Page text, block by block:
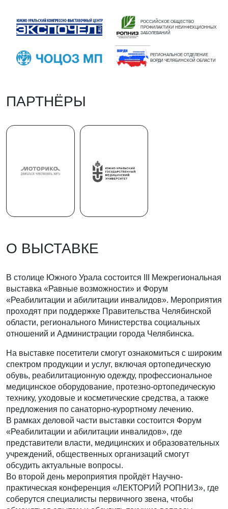
РОССИЙСКОЕ ОБЩЕСТВО
ПРОФИЛАКТИКИ НЕИНФЕКЦИОННЫХ
ЗАБОЛЕВАНИЙ
РЕГИОНАЛЬНОЕ ОТДЕЛЕНИЕ
ВОРДИ ЧЕЛЯБИНСКОЙ ОБЛАСТИ
ПАРТНЁРЫ
О ВЫСТАВКЕ
В столице Южного Урала состоится III Межрегиональная
выставка «Равные возможности» и Форум
«Реабилитации и абилитации инвалидов». Мероприятия
проходят при поддержке Правительства Челябинской
области, регионального Министерства социальных
отношений и Администрации города Челябинска.
На выставке посетители смогут ознакомиться с широким
спектром продукции и услуг, включая ортопедическую
обувь, реабилитационную одежду, профессиональное
медицинское оборудование, протезно-ортопедическую
технику, уходовые и косметические средства, а также
предложения по санаторно-курортному лечению.
В рамках деловой части выставки состоится Форум
«Реабилитации и абилитации инвалидов», где
представители власти, медицинских и образовательных
учреждений, общественных организаций смогут
обсудить актуальные вопросы.
Во второй день мероприятия пройдёт Научно-
практическая конференция «ЛЕКТОРИЙ РОПНИЗ», где
соберутся специалисты первичного звена, чтобы